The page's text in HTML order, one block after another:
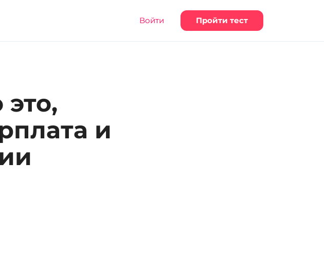
Войти Пройти тест
и